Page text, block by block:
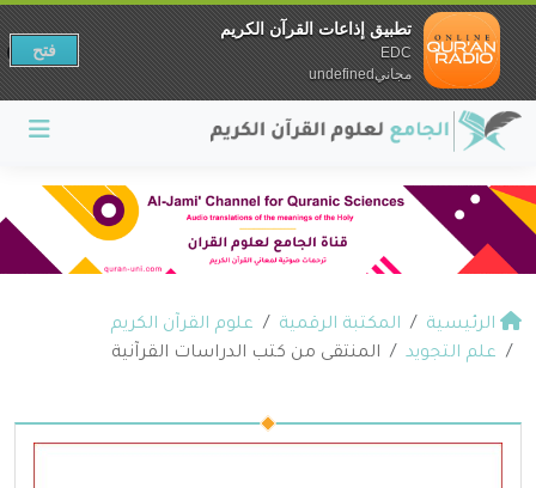
الرئيسية المكتبة الرقمية
علوم القرآن الكريم
علم التجويد
المنتقى من كتب الدراسات القرآنية
تطبيق إذاعات القرآن الكريم
EDC
مجانيundefined
فتح